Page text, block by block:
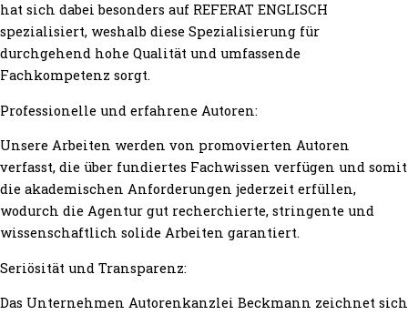
hat sich dabei besonders auf REFERAT ENGLISCH
spezialisiert, weshalb diese Spezialisierung für
durchgehend hohe Qualität und umfassende
Fachkompetenz sorgt.
Professionelle und erfahrene Autoren:
Unsere Arbeiten werden von promovierten Autoren
verfasst, die über fundiertes Fachwissen verfügen und somit
die akademischen Anforderungen jederzeit erfüllen,
wodurch die Agentur gut recherchierte, stringente und
wissenschaftlich solide Arbeiten garantiert.
Seriösität und Transparenz:
Das Unternehmen Autorenkanzlei Beckmann zeichnet sich